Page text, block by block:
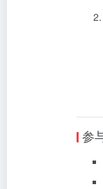
参